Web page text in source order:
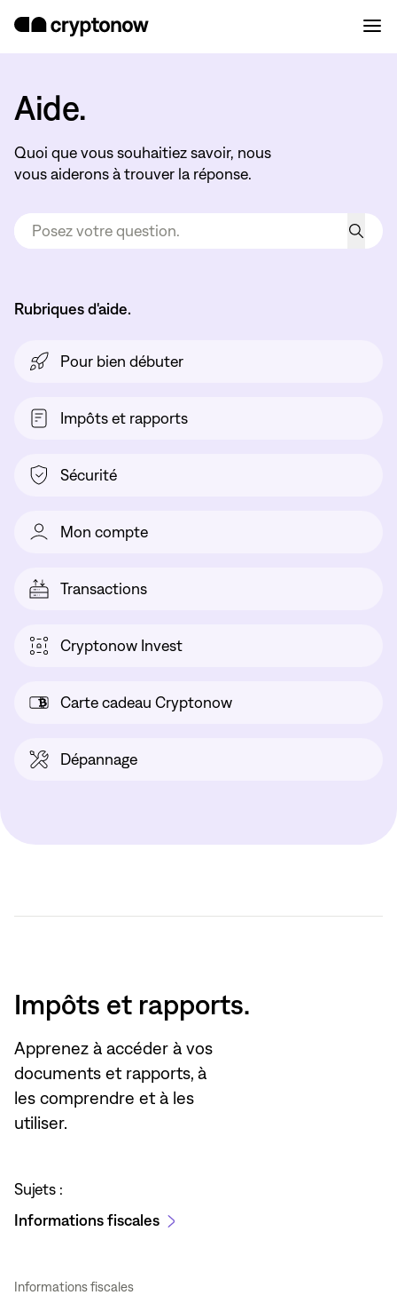
Aide.
Quoi que vous souhaitiez savoir, nous
vous aiderons à trouver la réponse.
Rubriques d'aide.
Pour bien débuter
Impôts et rapports
Sécurité
Mon compte
Transactions
Cryptonow Invest
Carte cadeau Cryptonow
Dépannage
Impôts et rapports.
Apprenez à accéder à vos
documents et rapports, à
les comprendre et à les
utiliser.
Sujets :
Informations fiscales
Informations fiscales